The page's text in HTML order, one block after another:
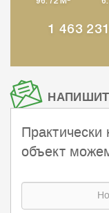
1 463 231
объект